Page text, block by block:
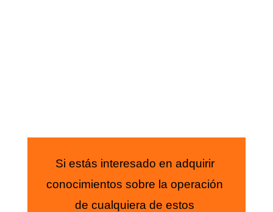
Si estás interesado en adquirir
conocimientos sobre la operación
de cualquiera de estos